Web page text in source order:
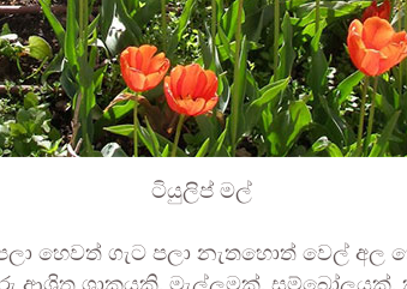
ටියුලිප් මල්
හෙවත් ගැට පලා නැතහොත් වෙල් අල